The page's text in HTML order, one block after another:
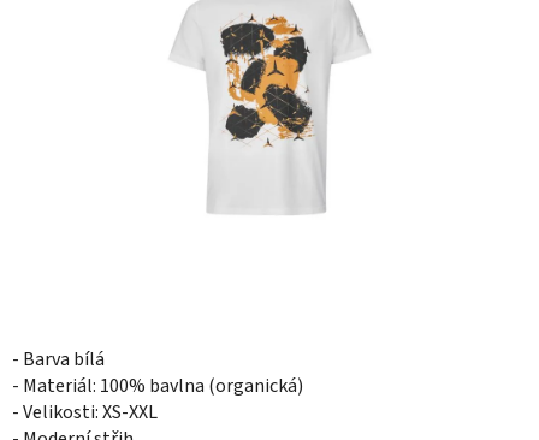
- Barva bílá
- Materiál: 100% bavlna (organická)
- Velikosti: XS-XXL